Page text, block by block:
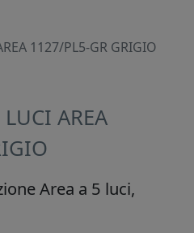
1127/PL5-GR GRIGIO
AREA
Area a 5 luci,